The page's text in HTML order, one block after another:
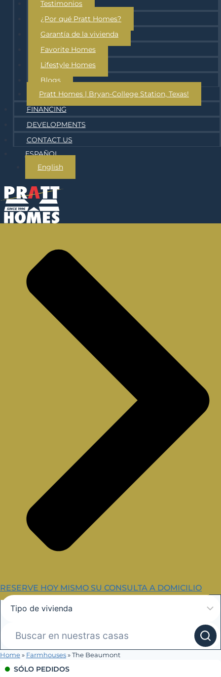
Testimonios
¿Por qué Pratt Homes?
Garantía de la vivienda
Favorite Homes
Lifestyle Homes
Blogs
Pratt Homes | Bryan-College Station, Texas!
FINANCING
DEVELOPMENTS
CONTACT US
ESPAÑOL
English
RESERVE HOY MISMO SU CONSULTA A DOMICILIO
Home» Farmhouses»The Beaumont
SÓLO PEDIDOS